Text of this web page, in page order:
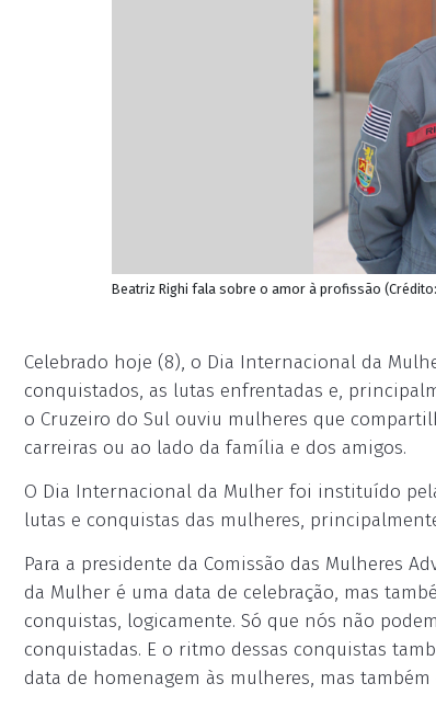
Beatriz Righi fala sobre o amor à profissão (Crédito:
Celebrado hoje (8), o Dia Internacional da
conquistados, as lutas enfrentadas e,
o Cruzeiro do Sul ouviu mulheres que
carreiras ou ao lado da família e dos amigos.
O Dia Internacional da Mulher foi instituído
lutas e conquistas das mulheres,
Para a presidente da Comissão das Mulheres
da Mulher é uma data de celebração, mas
conquistas, logicamente. Só que nós não
conquistadas. E o ritmo dessas conquistas
data de homenagem às mulheres, mas